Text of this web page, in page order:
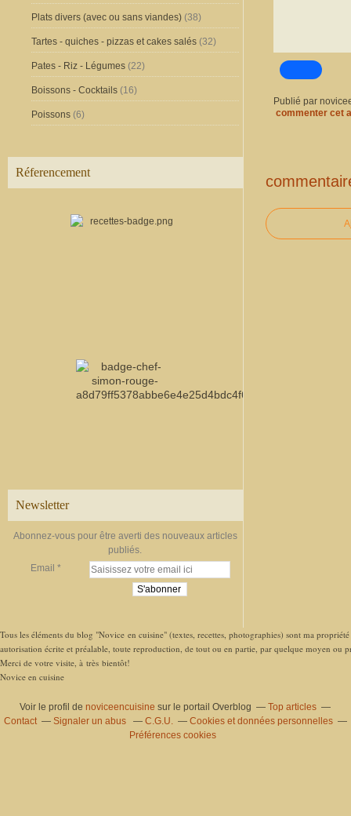
Plats divers (avec ou sans viandes) (38)
Tartes - quiches - pizzas et cakes salés (32)
Pates - Riz - Légumes (22)
Boissons - Cocktails (16)
Poissons (6)
Réferencement
Newsletter
Abonnez-vous pour être averti des nouveaux articles
publiés.
Email
Publié par
commenter cet
Tous les éléments du blog "Novice en cuisine" (textes, recettes, photographies) sont ma
autorisation écrite et préalable, toute reproduction, de tout ou en partie, par quelque moyen ou
Merci de votre visite, à très bientôt!
Novice en cuisine
Voir le profil denoviceencuisine sur le portail Overblog
Top articles
Contact
Signaler un abus C.G.U.
Cookies et données personnelles
Préférences cookies